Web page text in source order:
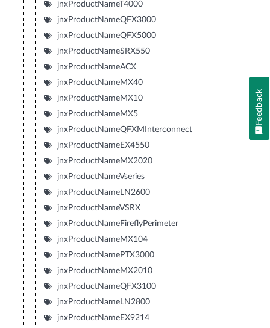
jnxProductNameT4000
jnxProductNameQFX3000
jnxProductNameQFX5000
jnxProductNameSRX550
jnxProductNameACX
jnxProductNameMX40
jnxProductNameMX10
jnxProductNameMX5
jnxProductNameQFXMInterconnect
jnxProductNameEX4550
jnxProductNameMX2020
jnxProductNameVseries
jnxProductNameLN2600
jnxProductNameVSRX
jnxProductNameFireflyPerimeter
jnxProductNameMX104
jnxProductNamePTX3000
jnxProductNameMX2010
jnxProductNameQFX3100
jnxProductNameLN2800
jnxProductNameEX9214
Feedback